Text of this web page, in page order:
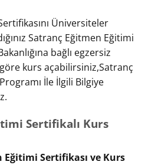
Üniversiteler
Satranç Eğitmen Eğitimi
bağlı egzersiz
kurs açabilirsiniz,Satranç
İle İlgili Bilgiye
Sertifikalı Kurs
Sertifikası ve Kurs